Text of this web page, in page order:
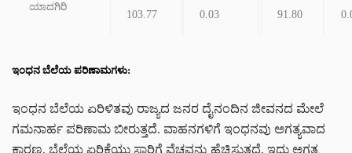
ಯಾದಗಿರಿ
103.77 0.03 91.80
ಇಂಧನ ಬೆಲೆಯ ಪರಿಣಾಮಗಳು:
ಇಂಧನ ಬೆಲೆಯ ಏರಿಳಿತವು ರಾಜ್ಯದ ಜನರ ದೈನಂದಿನ ಜೀವನದ ಮೇಲೆ
ಗಮನಾರ್ಹ ಪರಿಣಾಮ ಬೀರುತ್ತದೆ. ವಾಹನಗಳಿಗೆ ಇಂಧನವು ಅಗತ್ಯವಾದ
ಕಾರಣ, ಬೆಲೆಯ ಏರಿಕೆಯು ಸಾರಿಗೆ ವೆಚ್ಚವನ್ನು ಹೆಚ್ಚಿಸುತ್ತದೆ, ಇದು ಅಗತ್ಯ